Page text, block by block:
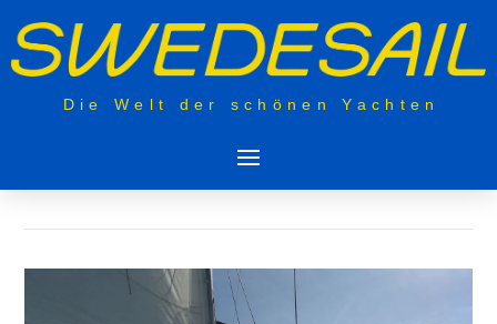
Die Welt der schönen Yachten